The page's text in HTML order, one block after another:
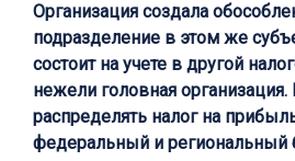
Организация создала
подразделение в этом же
состоит на учете в другой
нежели головная
распределять налог на
федеральный и